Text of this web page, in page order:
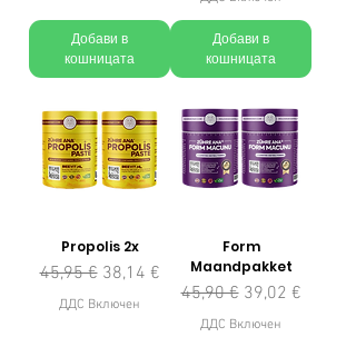
Добави в
кошницата
Добави в
кошницата
Propolis 2x
Редовна цена
45,95 € Продажна цена
38,14 €
ДДС Включен
Form
Maandpakket
Редовна цена
45,90 € Продажна цена
39,02 €
ДДС Включен